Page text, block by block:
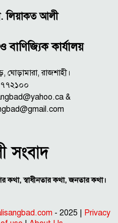
লিয়াকত আলী
বাণিজ্যিক কার্যালয়
ঘোড়ামারা, রাজশাহী।
&
কথা, স্বাধীনতার কথা, জনতার কথা।
- 2025 | Privacy